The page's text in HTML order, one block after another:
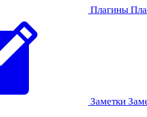
Плагины
Заметки